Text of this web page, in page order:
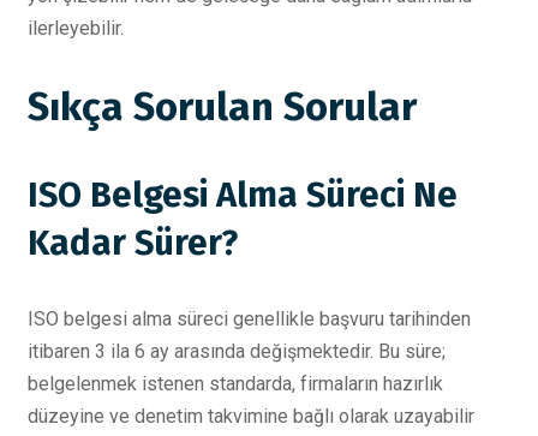
ilerleyebilir.
Sıkça Sorulan Sorular
ISO Belgesi Alma Süreci Ne
Kadar Sürer?
ISO belgesi alma süreci genellikle başvuru tarihinden
itibaren 3 ila 6 ay arasında değişmektedir. Bu süre;
belgelenmek istenen standarda, firmaların hazırlık
düzeyine ve denetim takvimine bağlı olarak uzayabilir